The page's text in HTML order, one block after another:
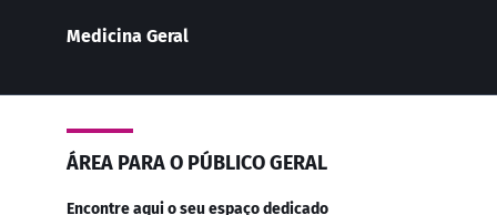
Medicina Geral
ÁREA PARA O PÚBLICO GERAL
Encontre aqui o seu espaço dedicado